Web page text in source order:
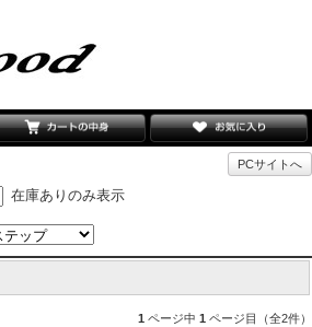
PCサイトへ
在庫ありのみ表示
1 ページ中 1 ページ目（全2件）